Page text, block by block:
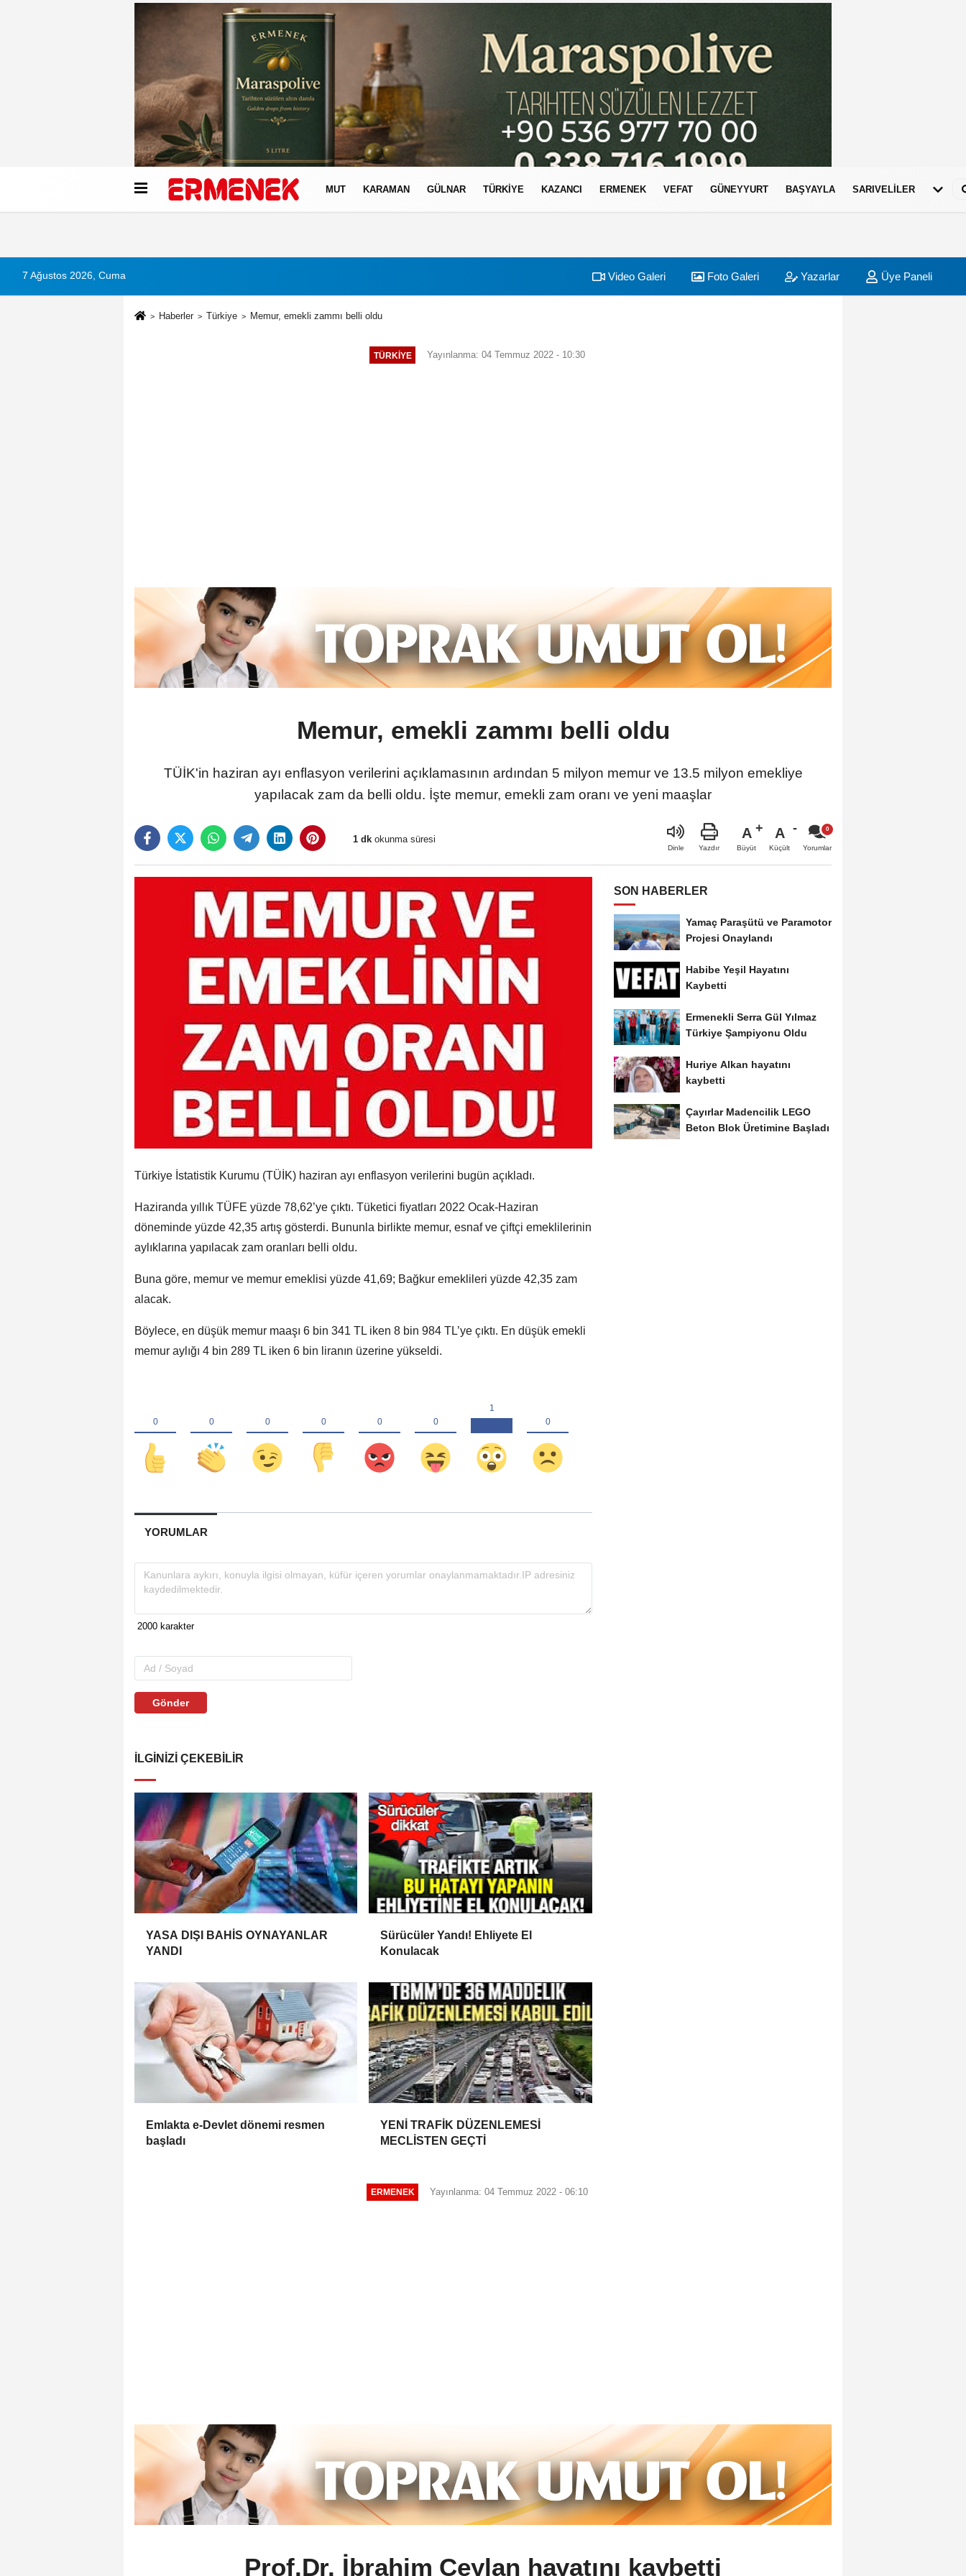
Künye İletişim Çerez Politikası
MUT KARAMAN GÜLNAR TÜRKIYE KAZANCI ERMENEK VEFAT GÜNEYYURT BAŞYAYLA SARIVELİLER
7 Ağustos 2026, Cuma Video Galeri Foto Galeri Yazarlar Üye Paneli
Haberler Türkiye Memur, emekli zammı belli oldu
TÜRKIYE Yayınlanma: 04 Temmuz 2022 - 10:30
Memur, emekli zammı belli oldu
TÜİK'in haziran ayı enflasyon verilerini açıklamasının ardından 5 milyon memur ve 13.5 milyon emekliye
yapılacak zam da belli oldu. İşte memur, emekli zam oranı ve yeni maaşlar
1 dk okunma süresi
Dinle Yazdır
A
Büyüt
A
Küçült Yorumlar
Türkiye İstatistik Kurumu (TÜİK) haziran ayı enflasyon verilerini bugün açıkladı.
Haziranda yıllık TÜFE yüzde 78,62’ye çıktı. Tüketici fiyatları 2022 Ocak-Haziran
döneminde yüzde 42,35 artış gösterdi. Bununla birlikte memur, esnaf ve çiftçi emeklilerinin
aylıklarına yapılacak zam oranları belli oldu.
Buna göre, memur ve memur emeklisi yüzde 41,69; Bağkur emeklileri yüzde 42,35 zam
alacak.
Böylece, en düşük memur maaşı 6 bin 341 TL iken 8 bin 984 TL’ye çıktı. En düşük emekli
memur aylığı 4 bin 289 TL iken 6 bin liranın üzerine yükseldi.
YORUMLAR
Gönder
İLGINIZI ÇEKEBILIR
YASA DIŞI BAHİS OYNAYANLAR
YANDI
Sürücüler Yandı! Ehliyete El
Konulacak
Emlakta e-Devlet dönemi resmen
başladı
YENİ TRAFİK DÜZENLEMESİ
MECLİSTEN GEÇTİ
SON HABERLER
Yamaç Paraşütü ve Paramotor
Projesi Onaylandı
Habibe Yeşil Hayatını
Kaybetti
Ermenekli Serra Gül Yılmaz
Türkiye Şampiyonu Oldu
Huriye Alkan hayatını
kaybetti
Çayırlar Madencilik LEGO
Beton Blok Üretimine Başladı
ERMENEK Yayınlanma: 04 Temmuz 2022 - 06:10
Prof.Dr. İbrahim Ceylan hayatını kaybetti